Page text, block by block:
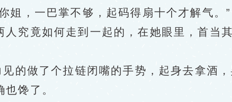
，一巴掌不够，起码得扇十个才解气。”
竟如何走到一起的，在她眼里，首当其
做了个拉链闭嘴的手势，起身去拿酒，
馋了。